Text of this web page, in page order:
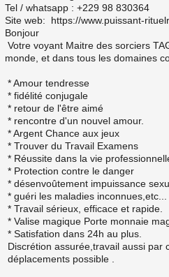
Tel / whatsapp : +229 98 830364
Site web: https://www.puissant-
Bonjour
Votre voyant Maitre des sorciers
monde, et dans tous les domaines
* Amour tendresse
* fidélité conjugale
* retour de l'être aimé
* rencontre d'un nouvel amour.
* Argent Chance aux jeux
* Trouver du Travail Examens
* Réussite dans la vie
* Protection contre le danger
* désenvoûtement impuissance
* guéri les maladies inconnues,etc...
* Travail sérieux, efficace et rapide.
* Valise magique Porte monnaie
* Satisfation dans 24h au plus.
Discrétion assurée,travail aussi par
déplacements possible .